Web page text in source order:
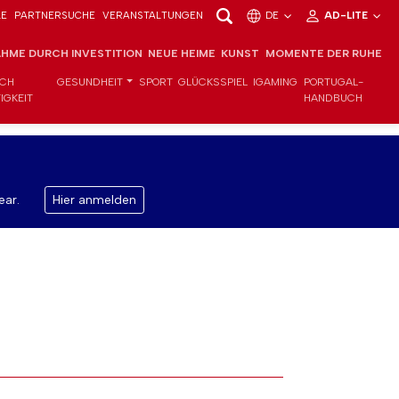
PARTNERSUCHE VERANSTALTUNGEN DE AD-LITE
DURCH INVESTITION NEUE HEIME KUNST MOMENTE DER RUHE
GESUNDHEIT SPORT GLÜCKSSPIEL IGAMING
PORTUGAL-
HANDBUCH
Hier anmelden